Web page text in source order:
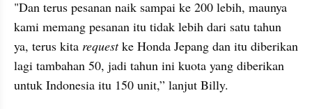
"Dan terus pesanan naik sampai ke 200 lebih, maunya
kami memang pesanan itu tidak lebih dari satu tahun
ya, terus kita request ke Honda Jepang dan itu diberikan
lagi tambahan 50, jadi tahun ini kuota yang diberikan
untuk Indonesia itu 150 unit,” lanjut Billy.